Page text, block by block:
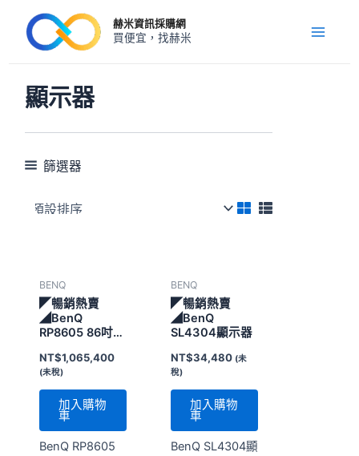
赫米資訊採購網
買便宜，找赫米
Menu
顯示器
篩選器
BENQ
◤暢銷熱賣
◢BenQ
RP8605 86吋觸
NT$1,065,400
(未稅)
加入購物
車
BenQ RP8605
BENQ
◤暢銷熱賣
◢BenQ
SL4304顯示器
NT$34,480 (未
稅)
加入購物
車
BenQ SL4304顯